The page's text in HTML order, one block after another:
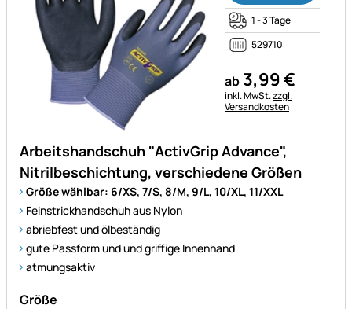
Arbeitshandschuh "ActivGrip Advance",
Nitrilbeschichtung, verschiedene Größen
Größe wählbar: 6/XS, 7/S, 8/M, 9/L, 10/XL, 11/XXL
Feinstrickhandschuh aus Nylon
abriebfest und ölbeständig
gute Passform und und griffige Innenhand
atmungsaktiv
Größe
1 - 3 Tage
529710
ab 3,99€
Steuerhinweis:
inkl. MwSt.zzgl.
Versandkosten